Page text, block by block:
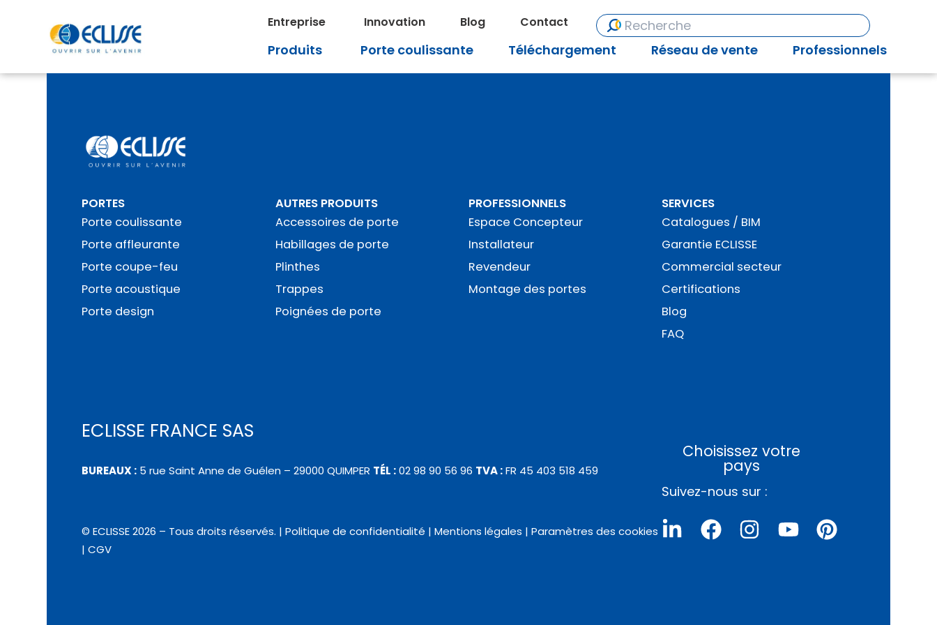
Entreprise Innovation Blog Contact
Produits Porte coulissante Téléchargement Réseau de vente Professionnels
PORTES
Porte coulissante
Porte affleurante
Porte coupe-feu
Porte acoustique
Porte design
AUTRES PRODUITS
Accessoires de porte
Habillages de porte
Plinthes
Trappes
Poignées de porte
PROFESSIONNELS
Espace Concepteur
Installateur
Revendeur
Montage des portes
SERVICES
Catalogues / BIM
Garantie ECLISSE
Commercial secteur
Certifications
Blog
FAQ
ECLISSE FRANCE SAS
BUREAUX : 5 rue Saint Anne de Guélen – 29000 QUIMPER TÉL :02 98 90 56 96 TVA :FR 45 403 518 459
© ECLISSE 2026 – Tous droits réservés. |Politique de confidentialité |Mentions légales |Paramètres des cookies
|CGV
Choisissez votre
pays
Suivez-nous sur :